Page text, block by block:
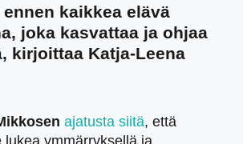
kaikkea elävä
joka kasvattaa ja ohjaa
kirjoittaa Katja-Leena
ajatusta siitä, että
lukea ymmärryksellä ja